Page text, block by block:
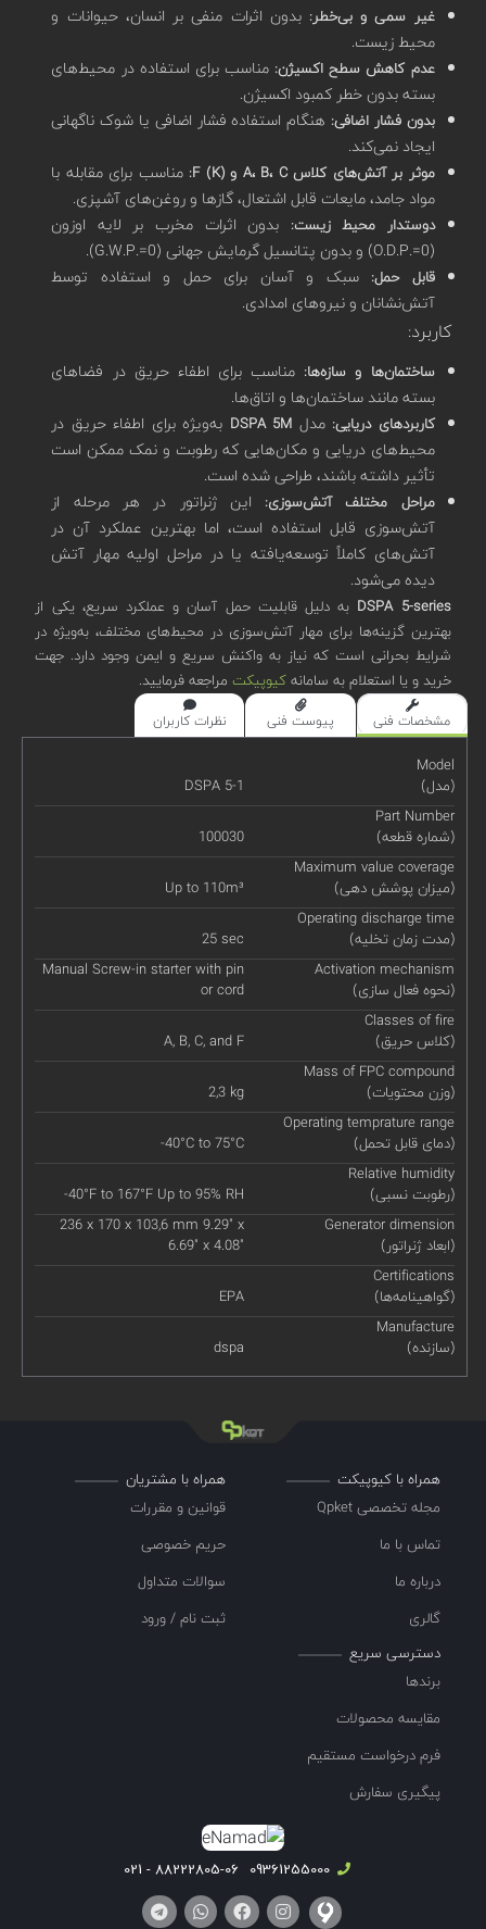
غیر سمی و بی‌خطر: بدون اثرات منفی بر انسان، حیوانات و
محیط زیست.
عدم کاهش سطح اکسیژن: مناسب برای استفاده در محیط‌های
بسته بدون خطر کمبود اکسیژن.
بدون فشار اضافی: هنگام استفاده فشار اضافی یا شوک ناگهانی
ایجاد نمی‌کند.
موثر بر آتش‌های کلاس A، B، C و F (K):
مناسب برای مقابله با
مواد جامد، مایعات قابل اشتعال، گازها و روغن‌های آشپزی.
دوستدار محیط زیست: بدون اثرات مخرب بر لایه اوزون
(O.D.P.=0) و بدون پتانسیل گرمایش جهانی (G.W.P.=0).
قابل حمل: سبک و آسان برای حمل و استفاده توسط
آتش‌نشانان و نیروهای امدادی.
کاربرد:
ساختمان‌ها و سازه‌ها: مناسب برای اطفاء حریق در فضاهای
بسته مانند ساختمان‌ها و اتاق‌ها.
کاربردهای دریایی: مدل DSPA 5M به‌ویژه برای اطفاء حریق در
محیط‌های دریایی و مکان‌هایی که رطوبت و نمک ممکن است
تأثیر داشته باشند، طراحی شده است.
مراحل مختلف آتش‌سوزی:
این ژنراتور در هر مرحله از
آتش‌سوزی قابل استفاده است، اما بهترین عملکرد آن در
آتش‌های کاملاً توسعه‌یافته یا در مراحل اولیه مهار آتش
دیده می‌شود.
DSPA 5-series به دلیل قابلیت حمل آسان و عملکرد سریع، یکی از
بهترین گزینه‌ها برای مهار آتش‌سوزی در محیط‌های مختلف، به‌ویژه در
شرایط بحرانی است که نیاز به واکنش سریع و ایمن وجود دارد. جهت
خرید و یا استعلام به سامانهکیوپیکت مراجعه فرمایید.
مشخصات فنی پیوست فنی نظرات کاربران
Model
(مدل)
DSPA 5-1
Part Number
(شماره قطعه)
100030
Maximum value coverage
(میزان پوشش دهی)
Up to 110m³
Operating discharge time
(مدت زمان تخلیه)
25 sec
Activation mechanism
(نحوه فعال سازی)
Manual Screw-in starter with pin
or cord
Classes of fire
(کلاس حریق)
A, B, C, and F
Mass of FPC compound
(وزن محتویات)
2,3 kg
Operating temprature range
(دمای قابل تحمل)
-40°C to 75°C
Relative humidity
(رطوبت نسبی)
-40°F to 167°F Up to 95% RH
Generator dimension
(ابعاد ژنراتور)
236 x 170 x 103,6 mm 9.29" x
6.69" x 4.08"
Certifications
(گواهینامه‌ها)
EPA
Manufacture
(سازنده)
dspa
همراه با کیوپیکت
مجله تخصصی Qpket
تماس با ما
درباره ما
گالری
همراه با مشتریان
قوانین و مقررات
حریم خصوصی
سوالات متداول
ثبت نام / ورود
دسترسی سریع
برندها
مقایسه محصولات
فرم درخواست مستقیم
پیگیری سفارش
09361255000
88222805-06 - 021